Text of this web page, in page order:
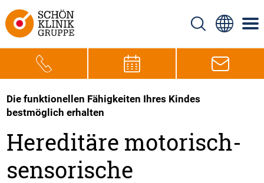
Die funktionellen Fähigkeiten Ihres Kindes
bestmöglich erhalten
Hereditäre motorisch-
sensorische